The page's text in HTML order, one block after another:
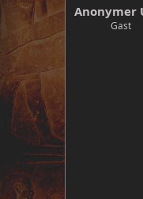
Anonymer
Gast